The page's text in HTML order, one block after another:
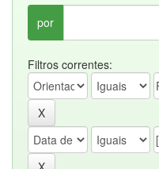
por
Filtros correntes: